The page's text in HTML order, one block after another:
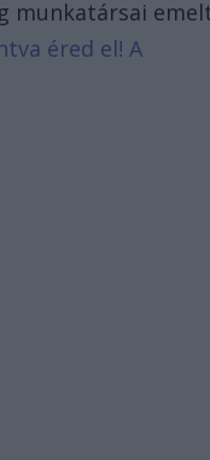
munkatársai
éred el! A